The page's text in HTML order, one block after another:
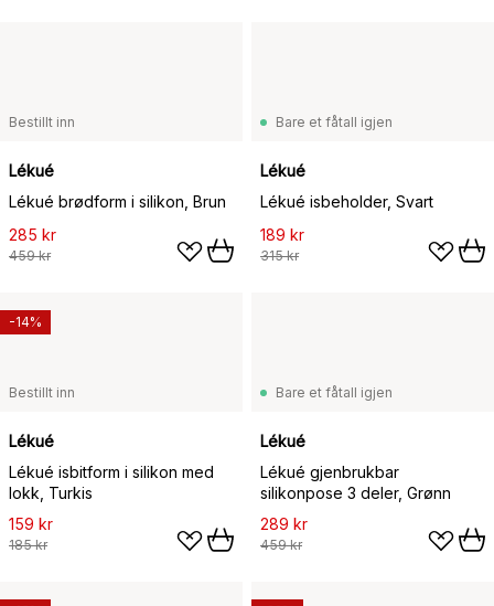
Bestillt inn
Lékué
Lékué brødform i silikon, Brun
285 kr
459 kr
Bare et fåtall igjen
Lékué
Lékué isbeholder, Svart
189 kr
315 kr
Bestillt inn
Lékué
Lékué isbitform i silikon med
lokk, Turkis
159 kr
185 kr
-14%
Bare et fåtall igjen
Lékué
Lékué gjenbrukbar
silikonpose 3 deler, Grønn
289 kr
459 kr